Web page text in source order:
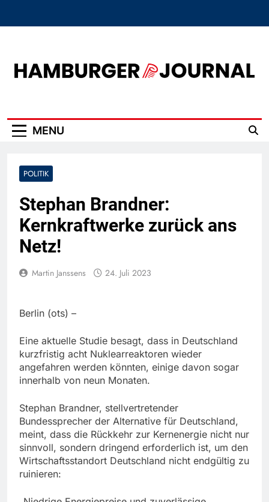
MENU
POLITIK
Stephan Brandner:
Kernkraftwerke zurück ans
Netz!
Martin Janssens 24. Juli 2023
Berlin (ots) –
Eine aktuelle Studie besagt, dass in Deutschland
kurzfristig acht Nuklearreaktoren wieder
angefahren werden könnten, einige davon sogar
innerhalb von neun Monaten.
Stephan Brandner, stellvertretender
Bundessprecher der Alternative für Deutschland,
meint, dass die Rückkehr zur Kernenergie nicht nur
sinnvoll, sondern dringend erforderlich ist, um den
Wirtschaftsstandort Deutschland nicht endgültig zu
ruinieren: